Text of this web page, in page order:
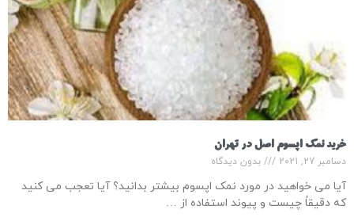
خرید نمک اپسوم اصل در تهران
دسامبر 27, 2021 بدون دیدگاه
آیا می خواهید در مورد نمک اپسوم بیشتر بدانید؟ آیا تعجب می کنید
که دقیقاً چیست و پیوند استفاده از …